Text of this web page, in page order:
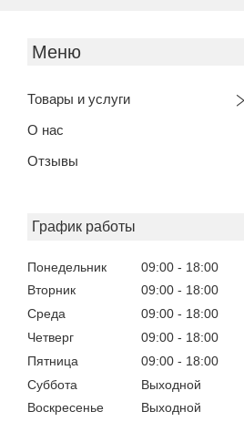
Товары и услуги
О нас
Отзывы
График работы
Понедельник 09:00
18:00
Вторник
09:00
18:00
Среда
09:00
18:00
Четверг
09:00
18:00
Пятница
09:00
18:00
Суббота
Выходной
Воскресенье
Выходной